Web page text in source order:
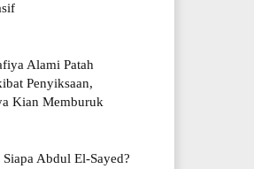
Alami Patah
Penyiksaan,
Kian Memburuk
Abdul El-Sayed?